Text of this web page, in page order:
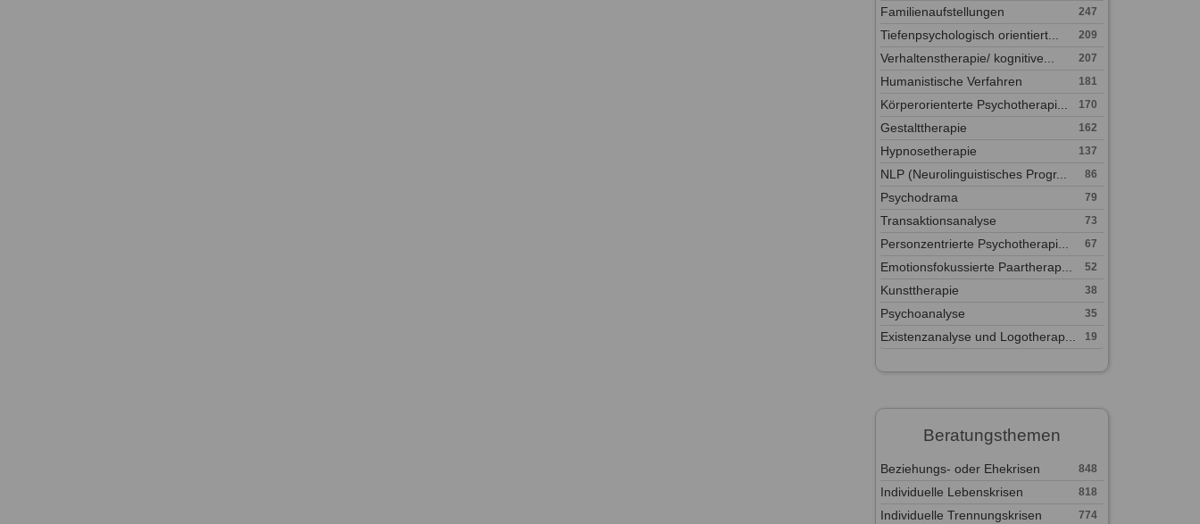
Familienaufstellungen 247
Tiefenpsychologisch orientiert... 209
Verhaltenstherapie/ kognitive... 207
Humanistische Verfahren 181
Körperorienterte Psychotherapi... 170
Gestalttherapie 162
Hypnosetherapie 137
NLP (Neurolinguistisches Progr... 86
Psychodrama 79
Transaktionsanalyse 73
Personzentrierte Psychotherapi... 67
Emotionsfokussierte Paartherap... 52
Kunsttherapie 38
Psychoanalyse 35
Existenzanalyse und Logotherap... 19
Beratungsthemen
Beziehungs- oder Ehekrisen 848
Individuelle Lebenskrisen 818
Individuelle Trennungskrisen 774